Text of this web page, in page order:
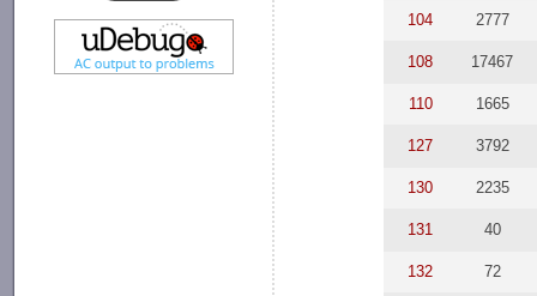
104 2777
108 17467
110 1665
127 3792
130 2235
131 40
132 72